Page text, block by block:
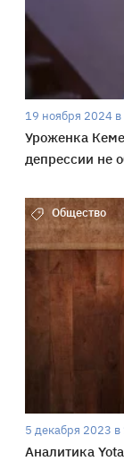
19 ноября 2024
Уроженка
депрессии не
Общество
5 декабря 2023
Аналитика